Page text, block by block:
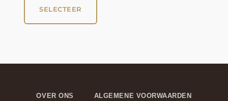
SELECTEER
OVER ONS ALGEMENE VOORWAARDEN